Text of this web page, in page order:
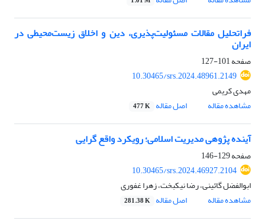
فراتحلیل مقالات مسئولیت‌پذیری، دین و اخلاق زیست‌محیطی در
ایران
صفحه101-127
10.30465/srs.2024.48961.2149
مهدی کریمی
مشاهده مقاله
اصل مقاله 477 K
آینده پژوهی مدیریت اسلامی؛ رویکرد واقع گرایی
صفحه129-146
10.30465/srs.2024.46927.2104
ابوالفضل گائینی، رضا نیکبخت، زهرا غفوری
مشاهده مقاله
اصل مقاله 281.38 K